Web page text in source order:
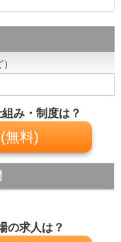
み・制度は？
無料)
の求人は？